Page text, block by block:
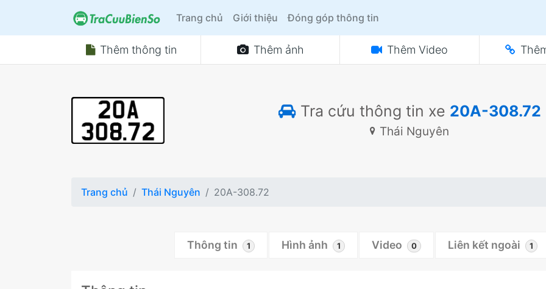
Trang chủ Giới thiệu Đóng góp thông tin
Thêm thông tin Thêm ảnh Thêm Video
Tra cứu thông tin xe 20A-308.72
Thái Nguyên
Trang chủ Thái Nguyên 20A-308.72
Thông tin 1 Hình ảnh 1 Video 0 Liên kết ngoài 1